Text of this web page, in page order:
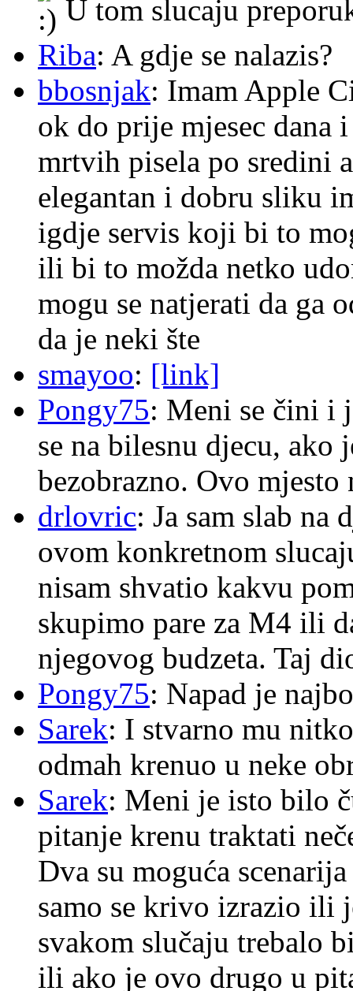
U tom slucaju
Riba: A gdje se nalazis?
bbosnjak: Imam Apple
ok do prije mjesec dana
mrtvih pisela po sredini
elegantan i dobru sliku
igdje servis koji bi to
ili bi to možda netko
mogu se natjerati da ga
da je neki šte
smayoo: [link]
Pongy75: Meni se čini i
se na bilesnu djecu, ako
bezobrazno. Ovo
drlovric: Ja sam slab na
ovom konkretnom
nisam shvatio kakvu
skupimo pare za M4 ili
njegovog budzeta. Taj
Pongy75: Napad je
Sarek: I stvarno mu
odmah krenuo u neke
Sarek: Meni je isto bilo
pitanje krenu traktati
Dva su moguća
samo se krivo izrazio ili
svakom slučaju trebalo
ili ako je ovo drugo u